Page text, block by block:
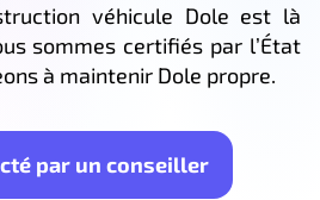
véhicule Dole est là
sommes certifiés par l’État
à maintenir Dole propre.
par un conseiller